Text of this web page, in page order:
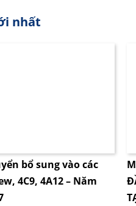
nhất
bổ sung vào các
4C9, 4A12 – Năm